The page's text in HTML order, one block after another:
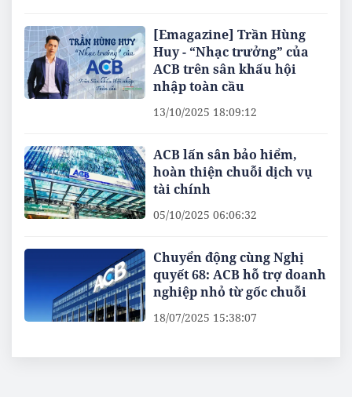
[Emagazine] Trần Hùng
Huy - “Nhạc trưởng” của
ACB trên sân khấu hội
nhập toàn cầu
13/10/2025 18:09:12
ACB lấn sân bảo hiểm,
hoàn thiện chuỗi dịch vụ
tài chính
05/10/2025 06:06:32
Chuyển động cùng Nghị
quyết 68: ACB hỗ trợ doanh
nghiệp nhỏ từ gốc chuỗi
18/07/2025 15:38:07